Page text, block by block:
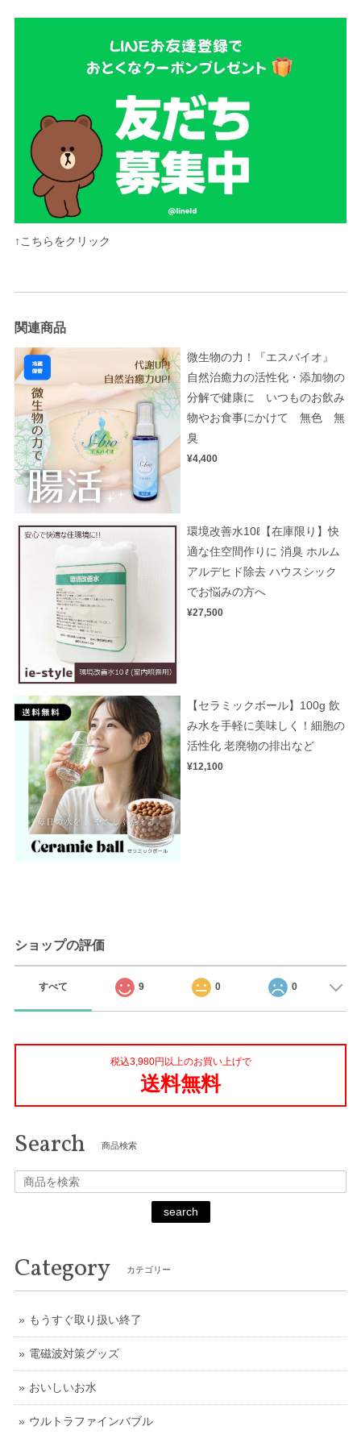
↑こちらをクリック
関連商品
微生物の力！『エスバイオ』
自然治癒力の活性化・添加物の
分解で健康に いつものお飲み
物やお食事にかけて 無色 無
臭
¥4,400
環境改善水10ℓ【在庫限り】快
適な住空間作りに 消臭 ホルム
アルデヒド除去 ハウスシック
でお悩みの方へ
¥27,500
【セラミックボール】100g 飲
み水を手軽に美味しく！細胞の
活性化 老廃物の排出など
¥12,100
ショップの評価
すべて 9 0 0
税込3,980円以上のお買い上げで
送料無料
Search 商品検索
search
Category カテゴリー
もうすぐ取り扱い終了
電磁波対策グッズ
おいしいお水
ウルトラファインバブル